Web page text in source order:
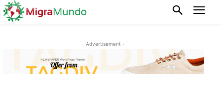
- Advertisement -